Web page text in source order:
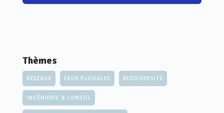
Thèmes
RÉSEAUX EAUX PLUVIALES BIODIVERSITÉ
INGÉNIERIE & CONSEIL